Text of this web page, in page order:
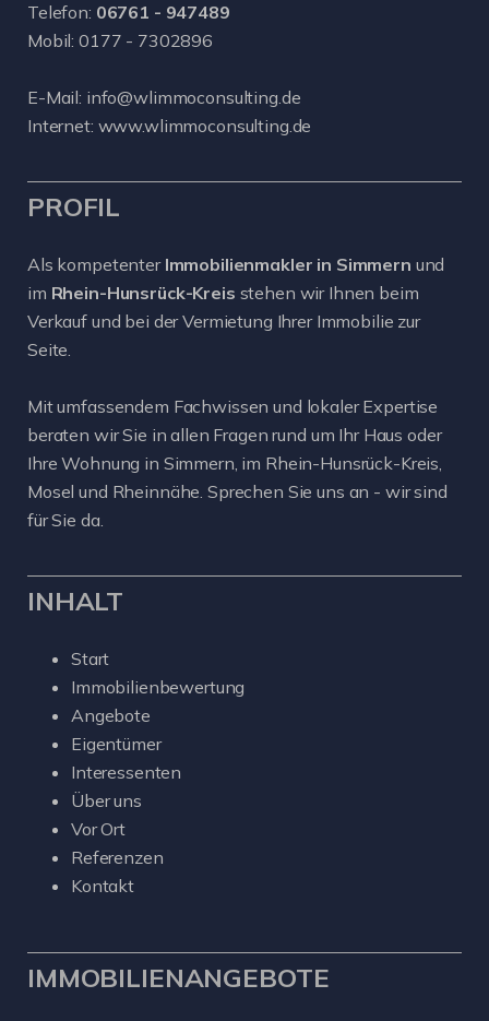
Telefon: 06761 - 947489
Mobil: 0177 - 7302896
E-Mail: info@wlimmoconsulting.de
Internet: www.wlimmoconsulting.de
PROFIL
Als kompetenter Immobilienmakler in Simmern und
im Rhein-Hunsrück-Kreis stehen wir Ihnen beim
Verkauf und bei der Vermietung Ihrer Immobilie zur
Seite.
Mit umfassendem Fachwissen und lokaler Expertise
beraten wir Sie in allen Fragen rund um Ihr Haus oder
Ihre Wohnung in Simmern, im Rhein-Hunsrück-Kreis,
Mosel und Rheinnähe. Sprechen Sie uns an - wir sind
für Sie da.
INHALT
Start
Immobilienbewertung
Angebote
Eigentümer
Interessenten
Über uns
Vor Ort
Referenzen
Kontakt
IMMOBILIENANGEBOTE